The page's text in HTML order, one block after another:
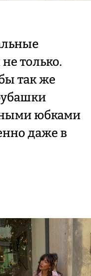
только.
так же
юбками
даже в